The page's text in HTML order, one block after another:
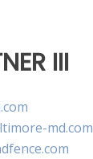
III
md.com